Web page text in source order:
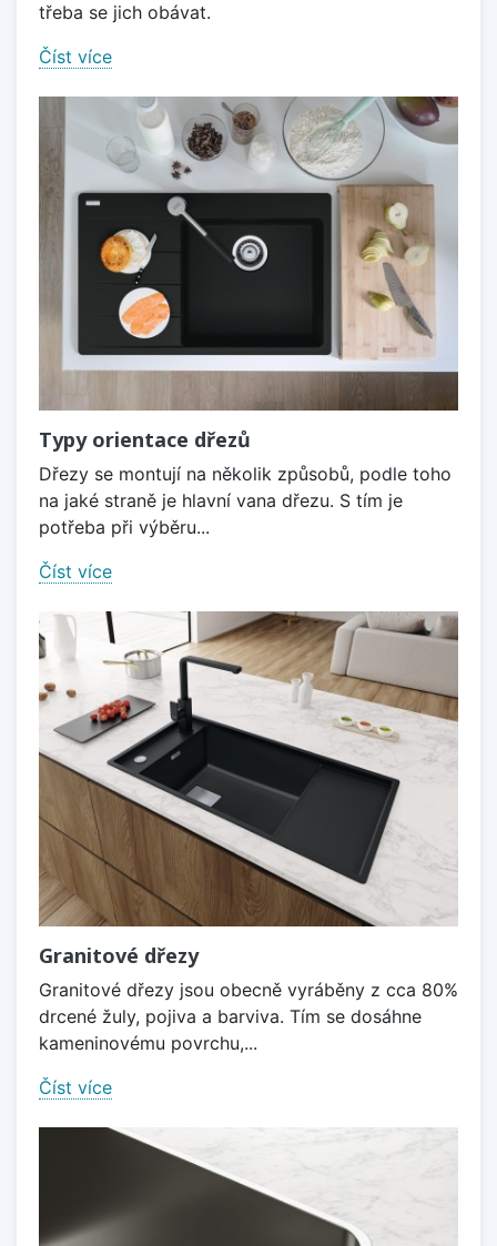
třeba se jich obávat.
Číst více
Typy orientace dřezů
Dřezy se montují na několik způsobů, podle toho
na jaké straně je hlavní vana dřezu. S tím je
potřeba při výběru...
Číst více
Granitové dřezy
Granitové dřezy jsou obecně vyráběny z cca 80%
drcené žuly, pojiva a barviva. Tím se dosáhne
kameninovému povrchu,...
Číst více